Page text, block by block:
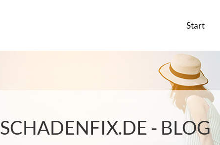
Start
SCHADENFIX.DE - BLOG